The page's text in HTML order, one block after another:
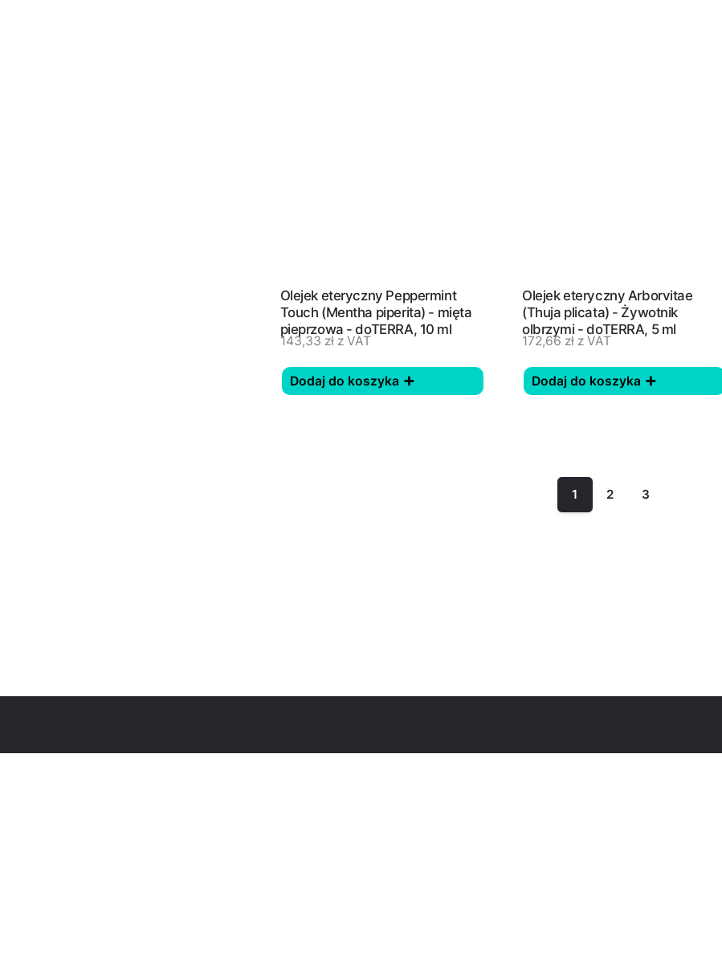
Olejek eteryczny Peppermint
Touch (Mentha piperita) - mięta
pieprzowa - doTERRA, 10 ml
143,33 złz VAT
Dodaj do koszyka
Olejek eteryczny Arborvitae
(Thuja plicata) - Żywotnik
olbrzymi - doTERRA, 5 ml
172,66 złz VAT
Dodaj do koszyka
1 2 3